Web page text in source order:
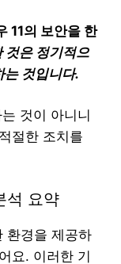
11의 보안을 한
것은 정기적으
는 것입니다.
것이 아니니
절한 조치를
석 요약
환경을 제공하
요. 이러한 기